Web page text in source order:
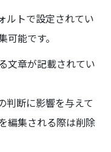
ルトで設定されてい
能です。
文章が記載されてい
判断に影響を与えて
編集される際は削除